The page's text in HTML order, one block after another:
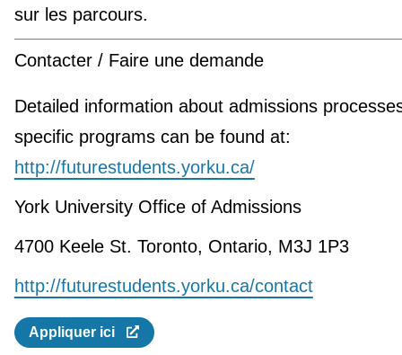
sur les parcours.
Contacter / Faire une demande
Detailed information about admissions
specific programs can be found at:
http://futurestudents.yorku.ca/
York University Office of Admissions
4700 Keele St. Toronto, Ontario, M3J 1P3
http://futurestudents.yorku.ca/contact
Appliquer ici